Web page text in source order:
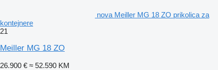
nova Meiller MG 18 ZO prikolica za
kontejnere
21
Meiller MG 18 ZO
26.900 € ≈ 52.590 KM